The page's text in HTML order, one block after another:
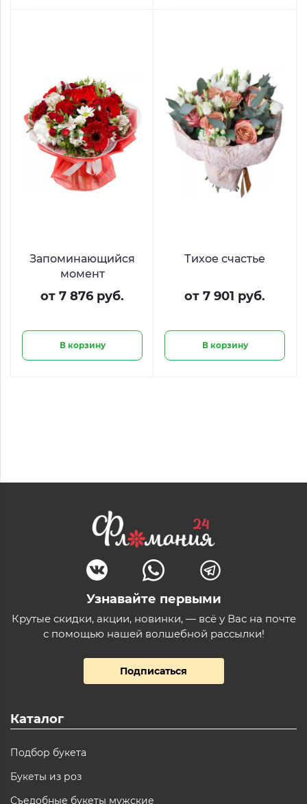
Запоминающийся
момент
от 7 876 руб.
В корзину
Тихое счастье
от 7 901 руб.
В корзину
Узнавайте первыми
Крутые скидки, акции, новинки, — всё у Вас на почте
с помощью нашей волшебной рассылки!
Подписаться
Каталог
Подбор букета
Букеты из роз
Съедобные букеты мужские